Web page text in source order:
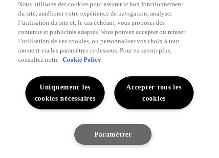
Nous utilisons des cookies pour assurer le bon fonctionnement
du site, améliorer votre expérience de navigation, analyser
l’utilisation du site et, le cas échéant, vous proposer des
contenus et publicités adaptés. Vous pouvez accepter ou refuser
l’utilisation de ces cookies, ou personnaliser vos choix à tout
moment via les paramètres ci-dessous. Pour en savoir plus,
consultez notre Cookie Policy
Accepter tous les
cookies
Uniquement les
cookies nécessaires
Paramétrer